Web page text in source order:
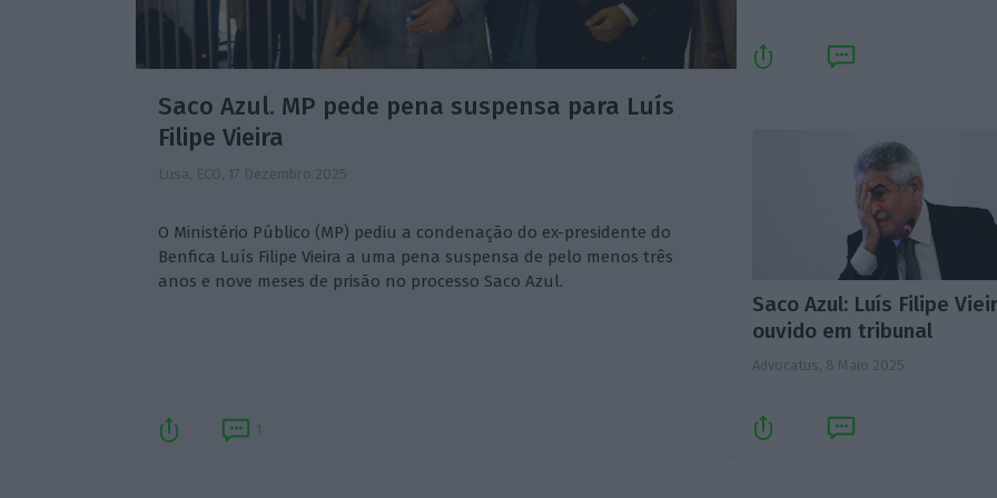
Saco Azul. MP pede pena suspensa para Luís
Filipe Vieira
Lusa, ECO, 17 Dezembro 2025
O Ministério Público (MP) pediu a condenação do ex-presidente do
Benfica Luís Filipe Vieira a uma pena suspensa de pelo menos três
anos e nove meses de prisão no processo Saco Azul.
1
Saco Azul: Luís Filipe
ouvido em tribunal
Advocatus, 8 Maio 2025